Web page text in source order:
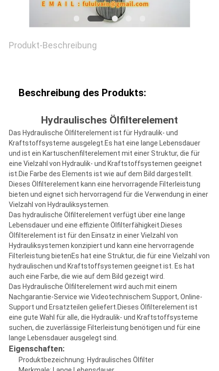
PRIVACY
POLICY
Produkt-Beschreibung
Beschreibung des Produkts:
Hydraulisches Ölfilterelement
Das Hydraulische Ölfilterelement ist für Hydraulik- und
Kraftstoffsysteme ausgelegt.Es hat eine lange Lebensdauer
und ist ein Kartuschenfilterelement mit einer Struktur, die für
eine Vielzahl von Hydraulik- und Kraftstoffsystemen geeignet
ist.Die Farbe des Elements ist wie auf dem Bild dargestellt.
Dieses Ölfilterelement kann eine hervorragende Filterleistung
bieten und eignet sich hervorragend für die Verwendung in einer
Vielzahl von Hydrauliksystemen.
Das hydraulische Ölfilterelement verfügt über eine lange
Lebensdauer und eine effiziente Ölfilterfähigkeit.Dieses
Ölfilterelement ist für den Einsatz in einer Vielzahl von
Hydrauliksystemen konzipiert und kann eine hervorragende
Filterleistung bietenEs hat eine Struktur, die für eine Vielzahl von
hydraulischen und Kraftstoffsystemen geeignet ist. Es hat
auch eine Farbe, die wie auf dem Bild gezeigt wird.
Das Hydraulische Ölfilterelement wird auch mit einem
Nachgarantie-Service wie Videotechnischem Support, Online-
Support und Ersatzteilen geliefert.Dieses Ölfilterelement ist
eine gute Wahl für alle, die Hydraulik- und Kraftstoffsysteme
suchen, die zuverlässige Filterleistung benötigen und für eine
lange Lebensdauer ausgelegt sind.
Eigenschaften:
Produktbezeichnung: Hydraulisches Ölfilter